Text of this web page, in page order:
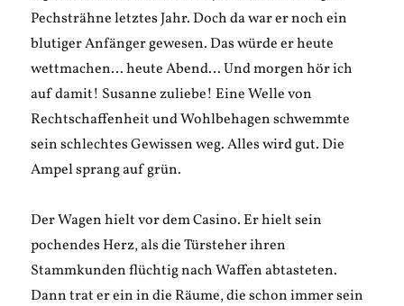
Pechsträhne letztes Jahr. Doch da war er noch ein
blutiger Anfänger gewesen. Das würde er heute
wettmachen… heute Abend… Und morgen hör ich
auf damit! Susanne zuliebe! Eine Welle von
Rechtschaffenheit und Wohlbehagen schwemmte
sein schlechtes Gewissen weg. Alles wird gut. Die
Ampel sprang auf grün.
Der Wagen hielt vor dem Casino. Er hielt sein
pochendes Herz, als die Türsteher ihren
Stammkunden flüchtig nach Waffen abtasteten.
Dann trat er ein in die Räume, die schon immer sein